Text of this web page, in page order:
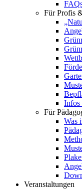
Für Profis
Infos
Für
Was
Veranstaltungen